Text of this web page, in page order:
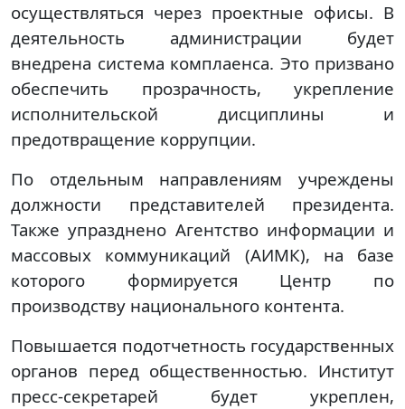
осуществляться через проектные офисы. В
деятельность администрации будет
внедрена система комплаенса. Это призвано
обеспечить прозрачность, укрепление
исполнительской дисциплины и
предотвращение коррупции.
По отдельным направлениям учреждены
должности представителей президента.
Также упразднено Агентство информации и
массовых коммуникаций (АИМК), на базе
которого формируется Центр по
производству национального контента.
Повышается подотчетность государственных
органов перед общественностью. Институт
пресс-секретарей будет укреплен,